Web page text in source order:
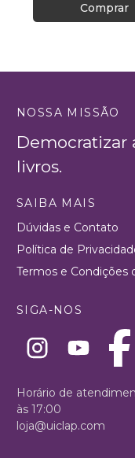
Comprar
NOSSA MISSÃO
Democratizar
livros.
SAIBA MAIS
Dúvidas e Contato
Política de
Termos e Condições
SIGA-NOS
Horário de
às 17:00
loja@uiclap.com